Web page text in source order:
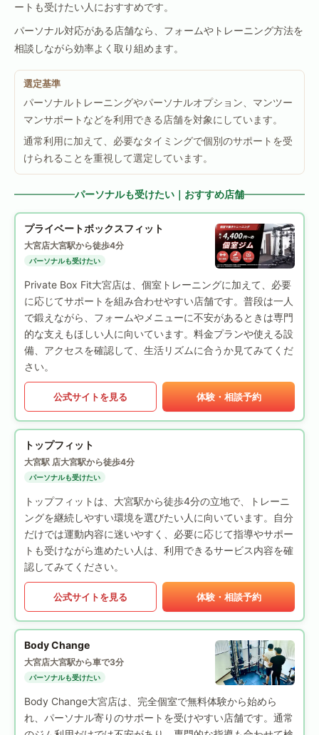
ートも受けたい人におすすめです。
パーソナル対応がある店舗なら、フォームやトレーニング方法を
相談しながら効率よく取り組めます。
選定基準
パーソナルトレーニングやパーソナルオプション、マンツー
マンサポートなどを利用できる店舗を対象にしています。
通常利用に加えて、必要なタイミングで個別のサポートを受
けられることを重視して選定しています。
パーソナルも受けたい｜おすすめ店舗
プライベートボックスフィット
大宮店大宮駅から徒歩4分
パーソナルも受けたい
Private Box Fit大宮店は、個室トレーニングに加えて、必要
に応じてサポートを組み合わせやすい店舗です。普段は一人
で鍛えながら、フォームやメニューに不安があるときは専門
的な支えもほしい人に向いています。料金プランや使える設
備、アクセスを確認して、生活リズムに合うか見てみてくだ
さい。
公式サイトを見る 体験・相談予約
トップフィット
大宮駅 店大宮駅から徒歩4分
パーソナルも受けたい
トップフィットは、大宮駅から徒歩4分の立地で、トレーニ
ングを継続しやすい環境を選びたい人に向いています。自分
だけでは運動内容に迷いやすく、必要に応じて指導やサポー
トも受けながら進めたい人は、利用できるサービス内容を確
認してみてください。
公式サイトを見る 体験・相談予約
Body Change
大宮店大宮駅から車で3分
パーソナルも受けたい
Body Change大宮店は、完全個室で無料体験から始めら
れ、パーソナル寄りのサポートを受けやすい店舗です。通常